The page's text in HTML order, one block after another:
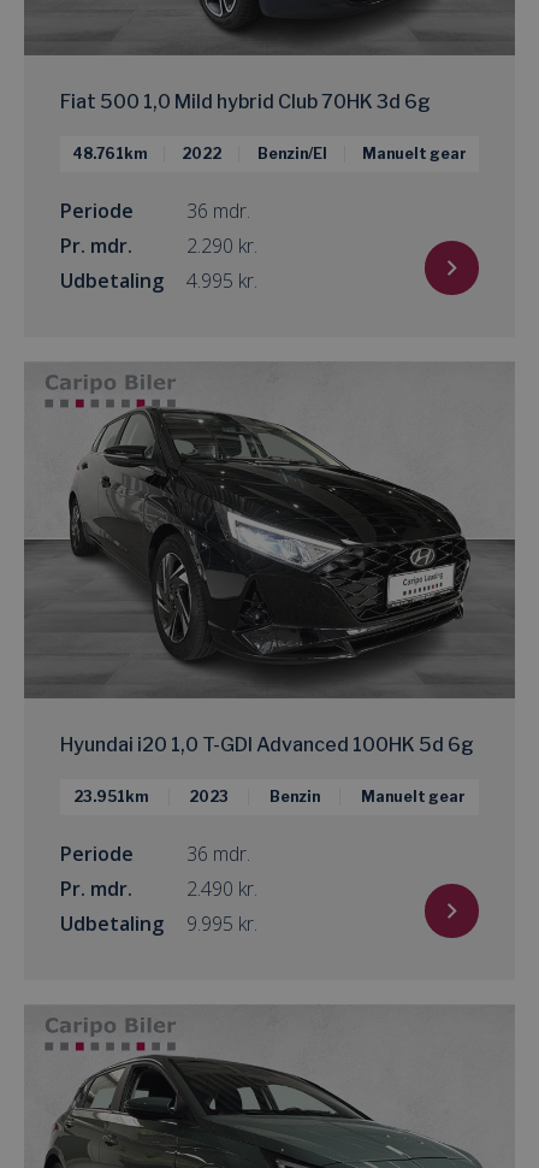
Fiat 500 1,0 Mild hybrid Club 70HK 3d 6g
48.761km 2022 Benzin/El Manuelt gear
Periode
36 mdr.
Pr. mdr.
kr.
Udbetaling
kr.
Hyundai i20 1,0 T-GDI Advanced 100HK 5d 6g
23.951km 2023 Benzin Manuelt gear
Periode
36 mdr.
Pr. mdr.
kr.
Udbetaling
kr.